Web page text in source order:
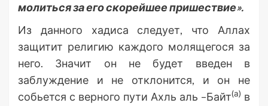
молиться за его скорейшее пришествие».
Из данного хадиса следует, что Аллах
защитит религию каждого молящегося за
него. Значит он не будет введен в
заблуждение и не отклонится, и он не
собьется с верного пути Ахль аль –Байт(а) в